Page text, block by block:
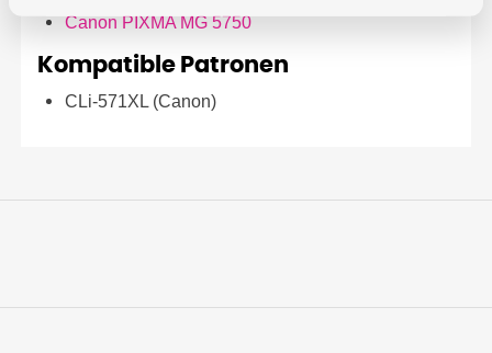
Canon PIXMA MG 5750
Kompatible Patronen
CLi-571XL (Canon)